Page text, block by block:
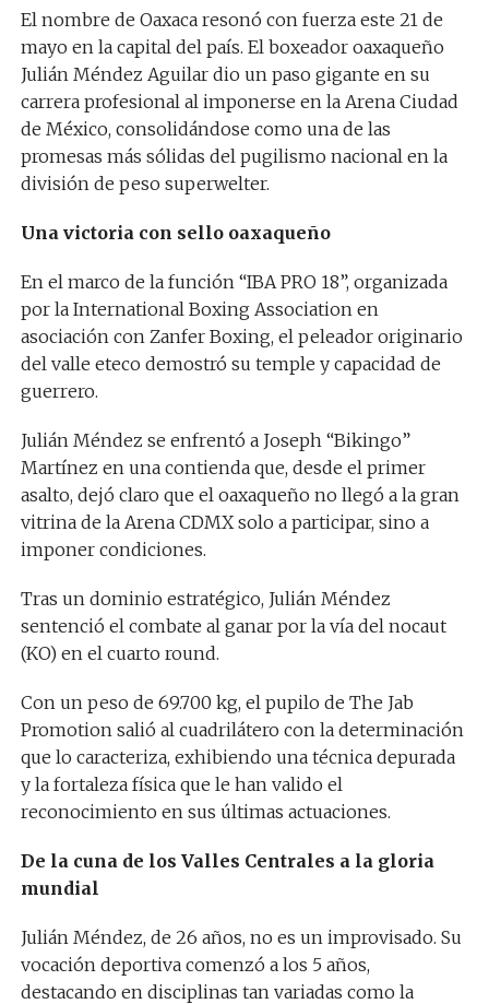
El nombre de Oaxaca resonó con fuerza este 21 de
mayo en la capital del país. El boxeador oaxaqueño
Julián Méndez Aguilar dio un paso gigante en su
carrera profesional al imponerse en la Arena Ciudad
de México, consolidándose como una de las
promesas más sólidas del pugilismo nacional en la
división de peso superwelter.
Una victoria con sello oaxaqueño
En el marco de la función “IBA PRO 18”, organizada
por la International Boxing Association en
asociación con Zanfer Boxing, el peleador originario
del valle eteco demostró su temple y capacidad de
guerrero.
Julián Méndez se enfrentó a Joseph “Bikingo”
Martínez en una contienda que, desde el primer
asalto, dejó claro que el oaxaqueño no llegó a la gran
vitrina de la Arena CDMX solo a participar, sino a
imponer condiciones.
Tras un dominio estratégico, Julián Méndez
sentenció el combate al ganar por la vía del nocaut
(KO) en el cuarto round.
Con un peso de 69.700 kg, el pupilo de The Jab
Promotion salió al cuadrilátero con la determinación
que lo caracteriza, exhibiendo una técnica depurada
y la fortaleza física que le han valido el
reconocimiento en sus últimas actuaciones.
De la cuna de los Valles Centrales a la gloria
mundial
Julián Méndez, de 26 años, no es un improvisado. Su
vocación deportiva comenzó a los 5 años,
destacando en disciplinas tan variadas como la